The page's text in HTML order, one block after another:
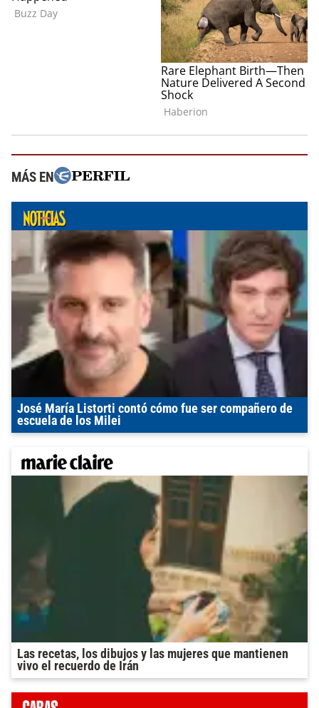
MÁS EN
José María Listorti contó cómo fue ser compañero de
escuela de los Milei
Las recetas, los dibujos y las mujeres que mantienen
vivo el recuerdo de Irán